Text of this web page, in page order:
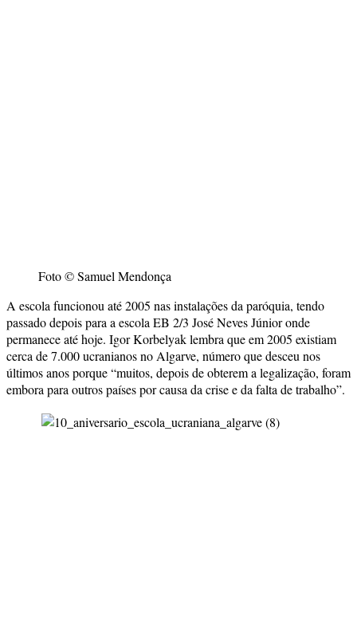
Foto © Samuel Mendonça
A escola funcionou até 2005 nas instalações da paróquia, tendo
passado depois para a escola EB 2/3 José Neves Júnior onde
permanece até hoje. Igor Korbelyak lembra que em 2005 existiam
cerca de 7.000 ucranianos no Algarve, número que desceu nos
últimos anos porque “muitos, depois de obterem a legalização, foram
embora para outros países por causa da crise e da falta de trabalho”.